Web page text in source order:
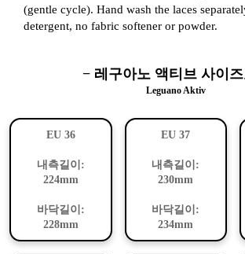
(gentle cycle). Hand wash the laces
detergent, no fabric softener or powder.
− 레구아노 액티브 사이
Leguano Aktiv
EU 36
내측길이:
224mm
바닥길이:
228mm
EU 37
내측길이:
230mm
바닥길이:
234mm